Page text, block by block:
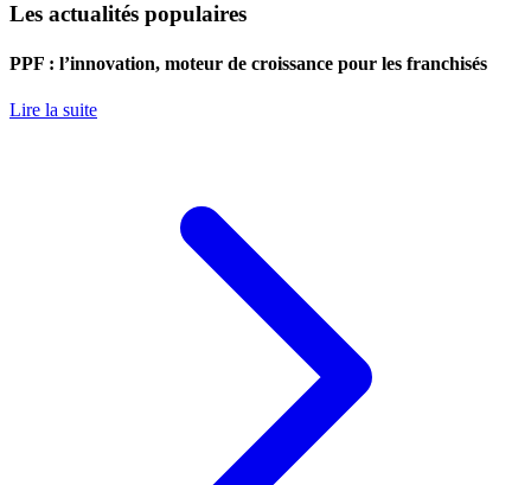
Les actualités populaires
PPF : l’innovation, moteur de croissance pour les franchisés
Lire la suite